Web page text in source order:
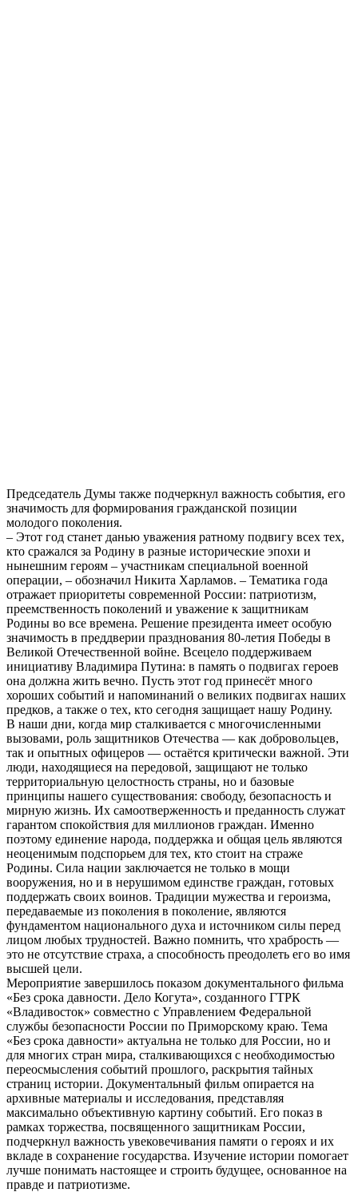
Председатель Думы также подчеркнул важность события, его
значимость для формирования гражданской позиции
молодого поколения.
– Этот год станет данью уважения ратному подвигу всех тех,
кто сражался за Родину в разные исторические эпохи и
нынешним героям – участникам специальной военной
операции, – обозначил Никита Харламов. – Тематика года
отражает приоритеты современной России: патриотизм,
преемственность поколений и уважение к защитникам
Родины во все времена. Решение президента имеет особую
значимость в преддверии празднования 80-летия Победы в
Великой Отечественной войне. Всецело поддерживаем
инициативу Владимира Путина: в память о подвигах героев
она должна жить вечно. Пусть этот год принесёт много
хороших событий и напоминаний о великих подвигах наших
предков, а также о тех, кто сегодня защищает нашу Родину.
В наши дни, когда мир сталкивается с многочисленными
вызовами, роль защитников Отечества — как добровольцев,
так и опытных офицеров — остаётся критически важной. Эти
люди, находящиеся на передовой, защищают не только
территориальную целостность страны, но и базовые
принципы нашего существования: свободу, безопасность и
мирную жизнь. Их самоотверженность и преданность служат
гарантом спокойствия для миллионов граждан. Именно
поэтому единение народа, поддержка и общая цель являются
неоценимым подспорьем для тех, кто стоит на страже
Родины. Сила нации заключается не только в мощи
вооружения, но и в нерушимом единстве граждан, готовых
поддержать своих воинов. Традиции мужества и героизма,
передаваемые из поколения в поколение, являются
фундаментом национального духа и источником силы перед
лицом любых трудностей. Важно помнить, что храбрость —
это не отсутствие страха, а способность преодолеть его во имя
высшей цели.
Мероприятие завершилось показом документального фильма
«Без срока давности. Дело Когута», созданного ГТРК
«Владивосток» совместно с Управлением Федеральной
службы безопасности России по Приморскому краю. Тема
«Без срока давности» актуальна не только для России, но и
для многих стран мира, сталкивающихся с необходимостью
переосмысления событий прошлого, раскрытия тайных
страниц истории. Документальный фильм опирается на
архивные материалы и исследования, представляя
максимально объективную картину событий. Его показ в
рамках торжества, посвященного защитникам России,
подчеркнул важность увековечивания памяти о героях и их
вкладе в сохранение государства. Изучение истории помогает
лучше понимать настоящее и строить будущее, основанное на
правде и патриотизме.